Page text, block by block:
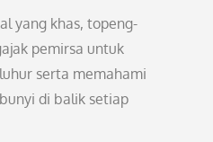
yang khas, topeng-
pemirsa untuk
serta memahami
di balik setiap